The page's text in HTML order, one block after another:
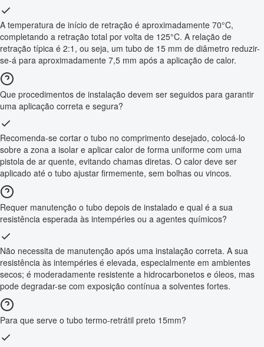
A temperatura de início de retração é aproximadamente 70°C,
completando a retração total por volta de 125°C. A relação de
retração típica é 2:1, ou seja, um tubo de 15 mm de diâmetro reduzir-
se-á para aproximadamente 7,5 mm após a aplicação de calor.
Que procedimentos de instalação devem ser seguidos para garantir
uma aplicação correta e segura?
Recomenda-se cortar o tubo no comprimento desejado, colocá-lo
sobre a zona a isolar e aplicar calor de forma uniforme com uma
pistola de ar quente, evitando chamas diretas. O calor deve ser
aplicado até o tubo ajustar firmemente, sem bolhas ou vincos.
Requer manutenção o tubo depois de instalado e qual é a sua
resistência esperada às intempéries ou a agentes químicos?
Não necessita de manutenção após uma instalação correta. A sua
resistência às intempéries é elevada, especialmente em ambientes
secos; é moderadamente resistente a hidrocarbonetos e óleos, mas
pode degradar-se com exposição contínua a solventes fortes.
Para que serve o tubo termo-retrátil preto 15mm?